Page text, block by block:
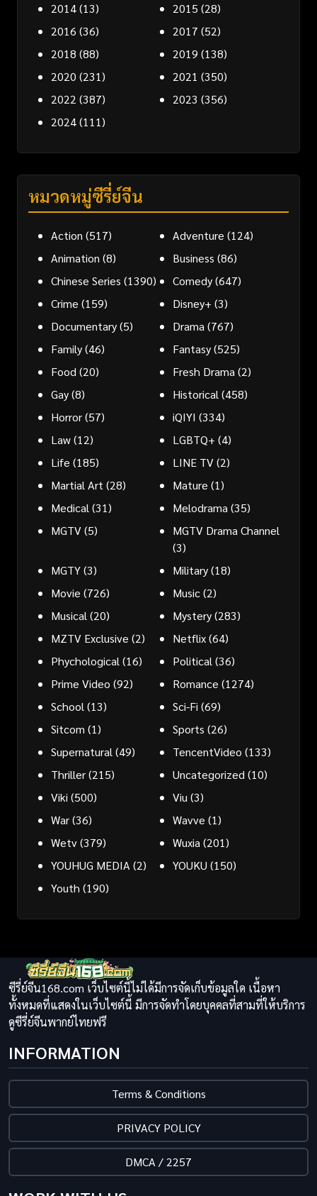
2014(13) 2015 (28)
2016 (36) 2017 (52)
2018 (88) 2019 (138)
2020 (231) 2021 (350)
2022 (387) 2023 (356)
2024(111)
หมวดหมู่ซีรี่ย์จีน
Action (517) Adventure (124)
Animation (8) Business (86)
Chinese Series (1390) Comedy(647)
Crime (159) Disney+ (3)
Documentary(5) Drama(767)
Family(46) Fantasy(525)
Food(20) Fresh Drama(2)
Gay(8) Historical(458)
Horror(57) iQIYI (334)
Law(12) LGBTQ+ (4)
Life (185) LINE TV(2)
Martial Art(28) Mature (1)
Medical(31) Melodrama(35)
MGTV(5)
MGTV Drama Channel
(3)
MGTY(3) Military(18)
Movie (726) Music(2)
Musical(20) Mystery(283)
MZTV Exclusive (2) Netflix(64)
Phychological(16) Political(36)
Prime Video (92) Romance (1274)
School(13) Sci-Fi (69)
Sitcom (1) Sports (26)
Supernatural(49) TencentVideo (133)
Thriller(215) Uncategorized(10)
Viki (500) Viu(3)
War(36) Wavve (1)
Wetv(379) Wuxia(201)
YOUHUG MEDIA(2) YOUKU (150)
Youth (190)
ซีรี่ย์จีน168.com เว็บไซต์นี้ไม่ได้มีการจัดเก็บข้อมูลใด เนื้อหา
ทั้งหมดที่แสดงในเว็บไซต์นี้ มีการจัดทำโดยบุคคลที่สามที่ให้บริการ
ดูซีรี่ย์จีนพากย์ไทยฟรี
INFORMATION
Terms & Conditions
PRIVACY POLICY
DMCA / 2257